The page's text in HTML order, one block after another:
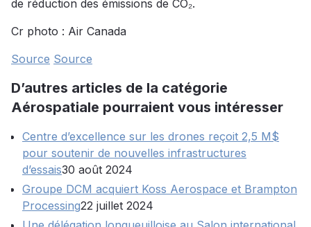
de réduction des émissions de CO₂.
Cr photo : Air Canada
Source Source
D’autres articles de la catégorie
Aérospatiale pourraient vous intéresser
Centre d’excellence sur les drones reçoit 2,5 M$
pour soutenir de nouvelles infrastructures
d’essais30 août 2024
Groupe DCM acquiert Koss Aerospace et Brampton
Processing22 juillet 2024